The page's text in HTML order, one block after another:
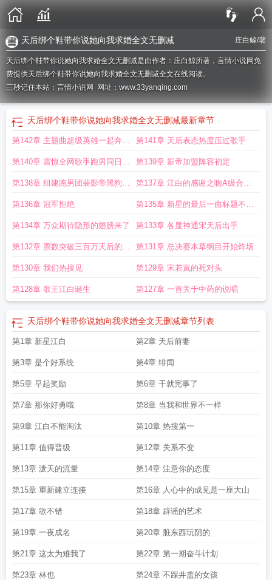
庄白鲸/著
天后绑个鞋带你说她向我求婚全文无删减
天后绑个鞋带你说她向我求婚全文无删减是由作者：庄白鲸所著，言情小说网免
费提供天后绑个鞋带你说她向我求婚全文无删减全文在线阅读。
三秒记住本站：言情小说网 网址：www.33yanqing.com
天后绑个鞋带你说她向我求婚全文无删减最新章节
第142章 主题曲超级英雄一起奔跑
吧兄弟
第141章 天后表态热度压过歌手
第140章 震惊全网歌手跑男同日官
宣
第139章 影帝加盟阵容初定
第138章 组建跑男团裴影帝黑狗哥
邀请中
第137章 江白的感谢之吻A级合同
到手
第136章 冠军拒绝 第135章 新星的最后一曲标题不剧
透歌名了
第134章 万众期待隐形的翅膀来了 第133章 各显神通宋天后出手
第132章 票数突破三百万天后的刁
难
第131章 总决赛本草纲目开始炸场
第130章 我们热搜见 第129章 宋若岚的死对头
第128章 歌王江白诞生 第127章 一首关于中药的说唱
天后绑个鞋带你说她向我求婚全文无删减章节列表
第1章 新星江白 第2章 天后前妻
第3章 是个好系统 第4章 绯闻
第5章 早起奖励 第6章 干就完事了
第7章 那你好勇哦 第8章 当我和世界不一样
第9章 江白不能淘汰 第10章 热搜第一
第11章 值得晋级 第12章 关系不变
第13章 泼天的流量 第14章 注意你的态度
第15章 重新建立连接 第16章 人心中的成见是一座大山
第17章 歌不错 第18章 辟谣的艺术
第19章 一夜成名 第20章 脏东西玩阴的
第21章 这太为难我了 第22章 第一期奋斗计划
第23章 林也 第24章 不踩井盖的女孩